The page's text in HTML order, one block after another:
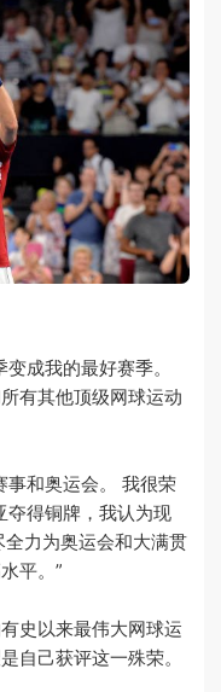
成我的最好赛季。
有其他顶级网球运动
和奥运会。 我很荣
得铜牌，我认为现
力为奥运会和大满贯
平。”
史以来最伟大网球运
自己获评这一殊荣。